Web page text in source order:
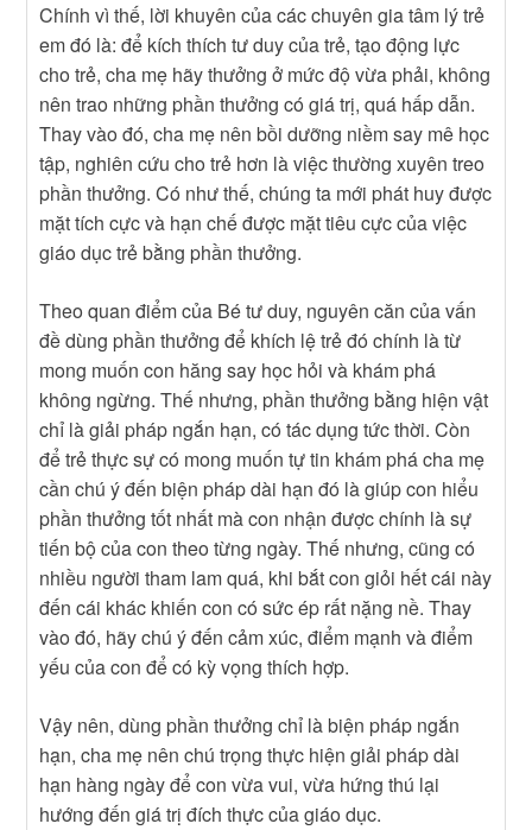
Chính vì thế, lời khuyên của các chuyên gia tâm lý trẻ
em đó là: để kích thích tư duy của trẻ, tạo động lực
cho trẻ, cha mẹ hãy thưởng ở mức độ vừa phải, không
nên trao những phần thưởng có giá trị, quá hấp dẫn.
Thay vào đó, cha mẹ nên bồi dưỡng niềm say mê học
tập, nghiên cứu cho trẻ hơn là việc thường xuyên treo
phần thưởng. Có như thế, chúng ta mới phát huy được
mặt tích cực và hạn chế được mặt tiêu cực của việc
giáo dục trẻ bằng phần thưởng.
Theo quan điểm của Bé tư duy, nguyên căn của vấn
đề dùng phần thưởng để khích lệ trẻ đó chính là từ
mong muốn con hăng say học hỏi và khám phá
không ngừng. Thế nhưng, phần thưởng bằng hiện vật
chỉ là giải pháp ngắn hạn, có tác dụng tức thời. Còn
để trẻ thực sự có mong muốn tự tin khám phá cha mẹ
cần chú ý đến biện pháp dài hạn đó là giúp con hiểu
phần thưởng tốt nhất mà con nhận được chính là sự
tiến bộ của con theo từng ngày. Thế nhưng, cũng có
nhiều người tham lam quá, khi bắt con giỏi hết cái này
đến cái khác khiến con có sức ép rất nặng nề. Thay
vào đó, hãy chú ý đến cảm xúc, điểm mạnh và điểm
yếu của con để có kỳ vọng thích hợp.
Vậy nên, dùng phần thưởng chỉ là biện pháp ngắn
hạn, cha mẹ nên chú trọng thực hiện giải pháp dài
hạn hàng ngày để con vừa vui, vừa hứng thú lại
hướng đến giá trị đích thực của giáo dục.